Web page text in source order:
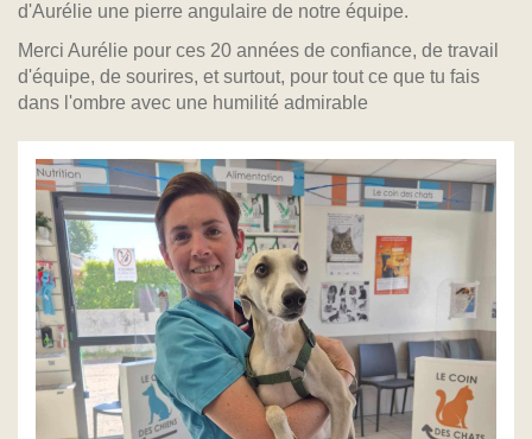
d'Aurélie une pierre angulaire de notre équipe.
Merci Aurélie pour ces 20 années de confiance, de travail
d'équipe, de sourires, et surtout, pour tout ce que tu fais
dans l'ombre avec une humilité admirable